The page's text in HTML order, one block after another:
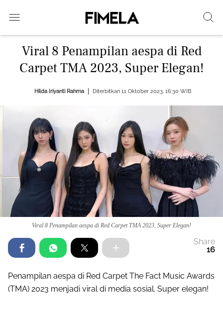
Viral 8 Penampilan aespa di Red
Carpet TMA 2023, Super Elegan!
Hilda Iriyanti Rahma Diterbitkan 11 Oktober 2023, 16:30 WIB
Viral 8 Penampilan aespa di Red Carpet TMA 2023, Super Elegan!
Share
16
Penampilan aespa di Red Carpet The Fact Music Awards
(TMA) 2023 menjadi viral di media sosial. Super elegan!